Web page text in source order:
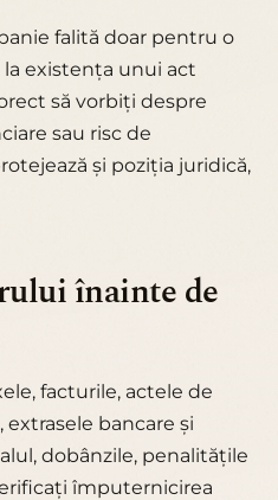
falită doar pentru o
existența unui act
să vorbiți despre
sau risc de
și poziția juridică,
înainte de
facturile, actele de
bancare și
dobânzile, penalitățile
împuternicirea